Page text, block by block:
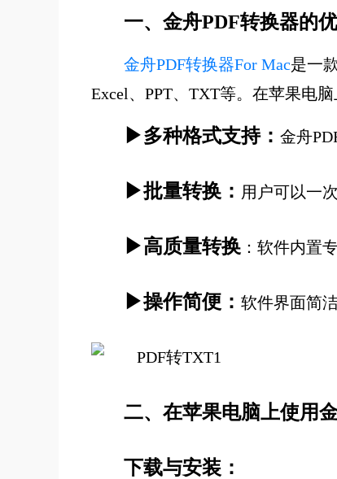
一、金舟PDF转换器的
金舟PDF转换器For Mac是一
Excel、PPT、TXT等。在苹果电
▶多种格式支持： 金舟
▶批量转换： 用户可以一
▶高质量转换 ：软件内置
▶操作简便： 软件界面简
二、在苹果电脑上使用
下载与安装：